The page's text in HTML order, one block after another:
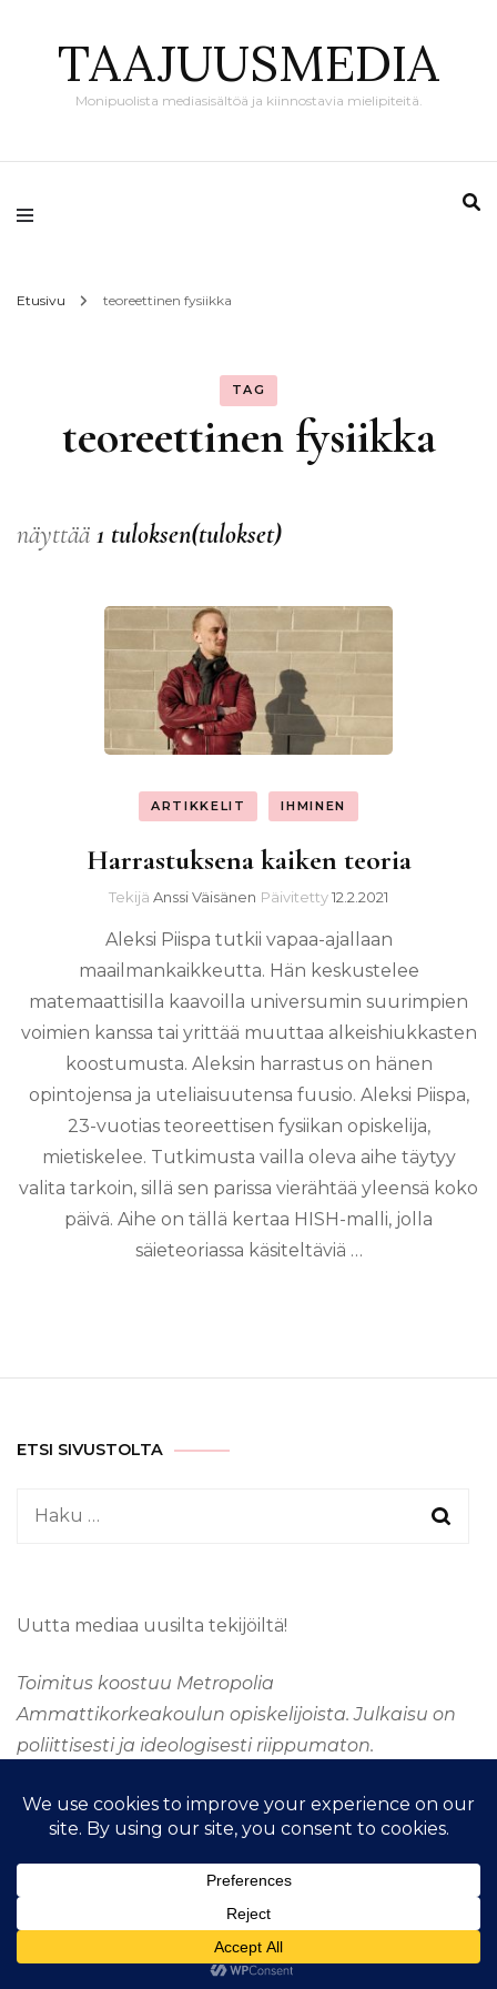
TAAJUUSMEDIA
Monipuolista mediasisältöä ja kiinnostavia mielipiteitä.
Etusivu teoreettinen fysiikka
TAG
teoreettinen fysiikka
näyttää 1 tuloksen(tulokset)
ARTIKKELIT IHMINEN
Harrastuksena kaiken teoria
Tekijä Anssi Väisänen Päivitetty12.2.2021
Aleksi Piispa tutkii vapaa-ajallaan
maailmankaikkeutta. Hän keskustelee
matemaattisilla kaavoilla universumin suurimpien
voimien kanssa tai yrittää muuttaa alkeishiukkasten
koostumusta. Aleksin harrastus on hänen
opintojensa ja uteliaisuutensa fuusio. Aleksi Piispa,
23-vuotias teoreettisen fysiikan opiskelija,
mietiskelee. Tutkimusta vailla oleva aihe täytyy
valita tarkoin, sillä sen parissa vierähtää yleensä koko
päivä. Aihe on tällä kertaa HISH-malli, jolla
säieteoriassa käsiteltäviä …
ETSI SIVUSTOLTA
Haku:
Uutta mediaa uusilta tekijöiltä!
Toimitus koostuu Metropolia
Ammattikorkeakoulun opiskelijoista. Julkaisu on
poliittisesti ja ideologisesti riippumaton.
&kopio; Tekijänoikeus 2026TAAJUUSMEDIA
Fashion Stylist | Kehittänyt
WordPress